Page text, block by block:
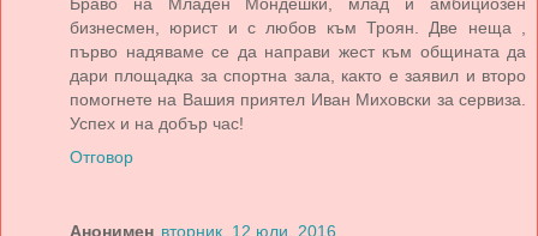
бизнесмен, юрист и с любов към Троян. Две неща ,
първо надяваме се да направи жест към общината да
дари площадка за спортна зала, както е заявил и второ
помогнете на Вашия приятел Иван Миховски за сервиза.
Успех и на добър час!
Отговор
Анонимен вторник, 12 юли, 2016